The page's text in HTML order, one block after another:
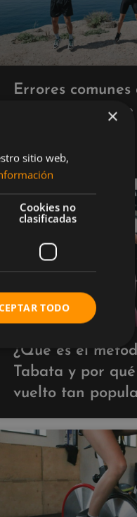
Errores comunes
hacer cardio
resultados
¿Qué es el
Tabata y por
vuelto tan
×
sitio web,
Cookies no
clasificadas
TODO